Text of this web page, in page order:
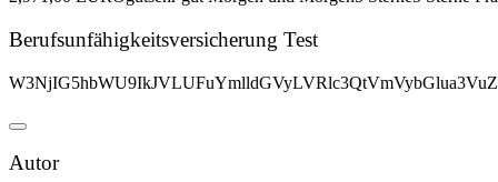
Berufs­unfähigkeits­versicherung Test
Autor